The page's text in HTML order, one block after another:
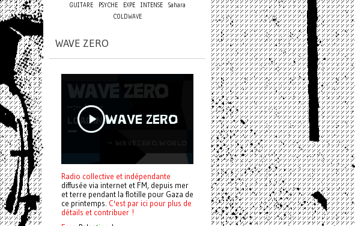
GUITARE
PSYCHE EXPE INTENSE Sahara
COLDWAVE
WAVE ZERO
Radio collective et indépendante
diffusée via internet et FM, depuis mer
et terre pendant la flotille pour Gaza de
ce printemps. C'est par ici pour plus de
détails et contribuer !